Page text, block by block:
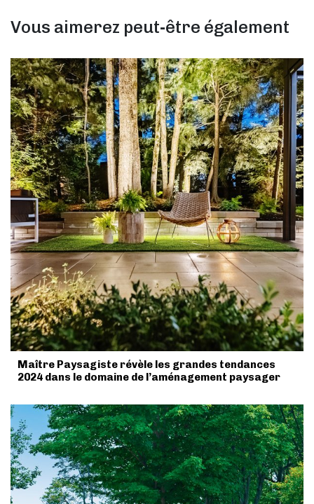
Vous aimerez peut-être également
Maître Paysagiste révèle les grandes tendances
2024 dans le domaine de l’aménagement paysager